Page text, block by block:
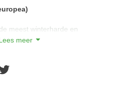
meest winterharde en
uit de binnenlanden van
de meest winterharde en
meer